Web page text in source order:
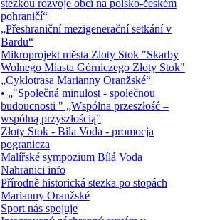
stezkou rozvoje obcí na polsko-českém
pohraničí“
„Přeshraniční mezigenerační setkání v
Bardu“
Mikroprojekt města Zloty Stok "Skarby
Wolnego Miasta Górniczego Złoty Stok"
„Cyklotrasa Marianny Oranžské“
• „"Společná minulost - společnou
budoucnosti " „Wspólna przeszłość –
wspólną przyszłością”
Złoty Stok - Bila Voda - promocja
pogranicza
Malířské sympozium Bílá Voda
Nahranici info
Přírodně historická stezka po stopách
Marianny Oranžské
Sport nás spojuje